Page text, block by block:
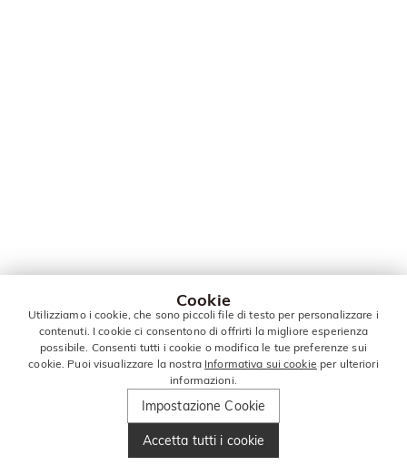
Cookie
Utilizziamo i cookie, che sono piccoli file di testo per personalizzare i
contenuti. I cookie ci consentono di offrirti la migliore esperienza
possibile. Consenti tutti i cookie o modifica le tue preferenze sui
cookie. Puoi visualizzare la nostra Informativa sui cookie per ulteriori
informazioni.
Impostazione Cookie
Accetta tutti i cookie